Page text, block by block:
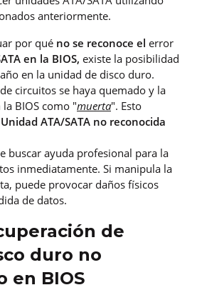
anteriormente.
por qué no se reconoce el error
en la BIOS, existe la posibilidad
en la unidad de disco duro.
circuitos se haya quemado y la
BIOS como "muerta". Esto
ATA/SATA no reconocida
buscar ayuda profesional para la
inmediatamente. Si manipula la
puede provocar daños físicos
de datos.
de
duro no
en BIOS